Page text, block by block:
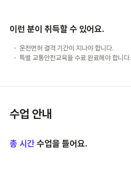
이런 분이 취득할 수 있어요.
운전면허 결격 기간이 지나야 합니다.
특별 교통안전교육을 수료 완료해야 합니다.
수업 안내
총 시간수업을 들어요.